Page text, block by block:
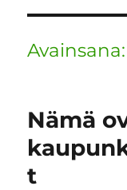
Avainsana:
Nämä
t